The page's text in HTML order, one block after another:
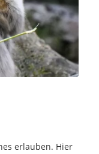
erlauben. Hier